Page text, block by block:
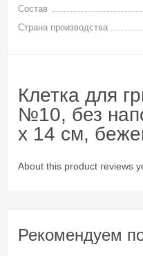
Состав
Страна производства
Клетка для
№10, без
х 14 см,
About this product reviews
Рекомендуем